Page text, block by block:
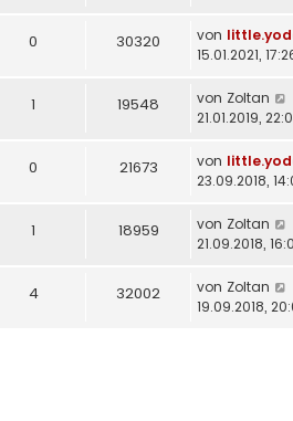
0 30320 von
15.01.2021,
1 19548 von Zoltan
21.01.2019,
0 21673 von
23.09.2018,
1 18959 von Zoltan
21.09.2018,
4 32002 von Zoltan
19.09.2018,